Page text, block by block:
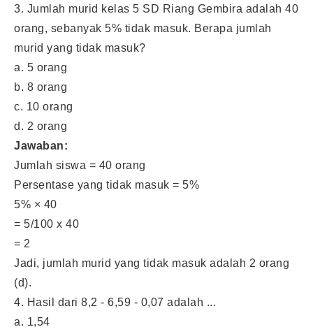
3. Jumlah murid kelas 5 SD Riang Gembira adalah 40
orang, sebanyak 5% tidak masuk. Berapa jumlah
murid yang tidak masuk?
a. 5 orang
b. 8 orang
c. 10 orang
d. 2 orang
Jawaban:
Jumlah siswa = 40 orang
Persentase yang tidak masuk = 5%
5% × 40
= 5/100 x 40
= 2
Jadi, jumlah murid yang tidak masuk adalah 2 orang
(d).
4. Hasil dari 8,2 - 6,59 - 0,07 adalah ...
a. 1,54